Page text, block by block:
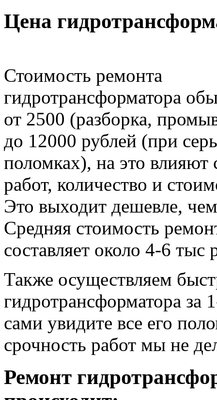
Цена
Стоимость ремонта
гидротрансформатора
от 2500 (разборка,
до 12000 рублей (при
поломках), на это влияют
работ, количество и
Это выходит дешевле,
Средняя стоимость
составляет около 4-6 тыс
Также осуществляем
гидротрансформатора
сами увидите все его
срочность работ мы не
Ремонт